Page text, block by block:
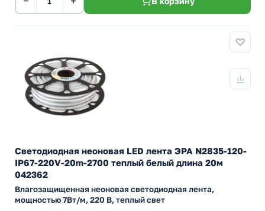
Светодиодная неоновая LED лента ЭРА N2835-120-
IP67-220V-20m-2700 теплый белый длина 20м
042362
Влагозащищенная неоновая светодиодная лента,
мощностью 7Вт/м, 220 В, теплый свет